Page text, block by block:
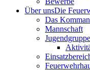
Über unsDie
Das
Mannschaft
Jugendgruppe